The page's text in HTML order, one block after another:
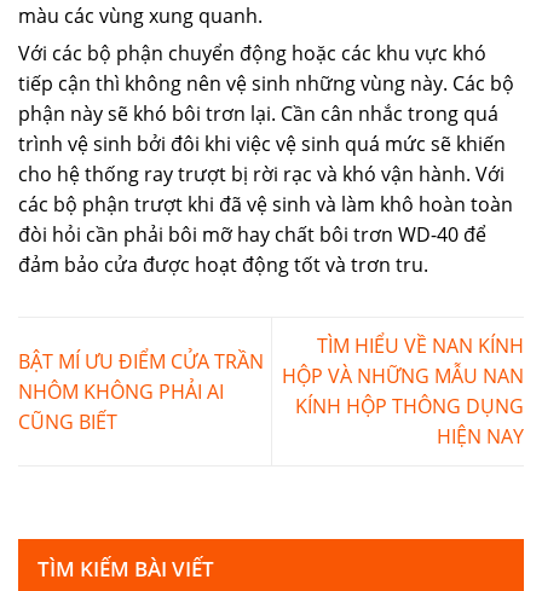
màu các vùng xung quanh.
Với các bộ phận chuyển động hoặc các khu vực khó
tiếp cận thì không nên vệ sinh những vùng này. Các bộ
phận này sẽ khó bôi trơn lại. Cần cân nhắc trong quá
trình vệ sinh bởi đôi khi việc vệ sinh quá mức sẽ khiến
cho hệ thống ray trượt bị rời rạc và khó vận hành. Với
các bộ phận trượt khi đã vệ sinh và làm khô hoàn toàn
đòi hỏi cần phải bôi mỡ hay chất bôi trơn WD-40 để
đảm bảo cửa được hoạt động tốt và trơn tru.
BẬT MÍ ƯU ĐIỂM CỬA TRẦN
NHÔM KHÔNG PHẢI AI
CŨNG BIẾT
TÌM HIỂU VỀ NAN KÍNH
HỘP VÀ NHỮNG MẪU NAN
KÍNH HỘP THÔNG DỤNG
HIỆN NAY
TÌM KIẾM BÀI VIẾT